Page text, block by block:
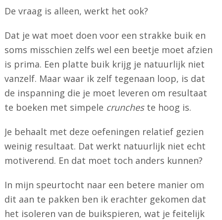
De vraag is alleen, werkt het ook?
Dat je wat moet doen voor een strakke buik en
soms misschien zelfs wel een beetje moet afzien
is prima. Een platte buik krijg je natuurlijk niet
vanzelf. Maar waar ik zelf tegenaan loop, is dat
de inspanning die je moet leveren om resultaat
te boeken met simpele crunches te hoog is.
Je behaalt met deze oefeningen relatief gezien
weinig resultaat. Dat werkt natuurlijk niet echt
motiverend. En dat moet toch anders kunnen?
In mijn speurtocht naar een betere manier om
dit aan te pakken ben ik erachter gekomen dat
het isoleren van de buikspieren, wat je feitelijk